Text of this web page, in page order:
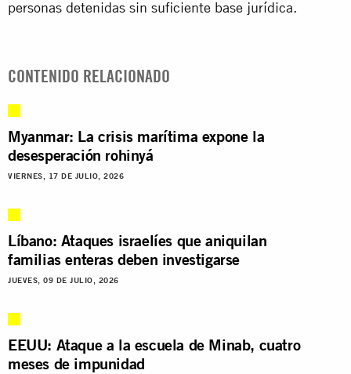
personas detenidas sin suficiente base jurídica.
CONTENIDO RELACIONADO
Myanmar: La crisis marítima expone la
desesperación rohinyá
VIERNES, 17 DE JULIO, 2026
Líbano: Ataques israelíes que aniquilan
familias enteras deben investigarse
JUEVES, 09 DE JULIO, 2026
EEUU: Ataque a la escuela de Minab, cuatro
meses de impunidad